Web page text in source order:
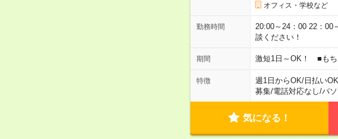
オフィス・学校など
勤務時間
20:00～24：00 22：
談ください！
期間 激短1日～OK！ ■もち
特徴 週1日からOK/日払いOK
募集/電話対応なし/パ
気になる！